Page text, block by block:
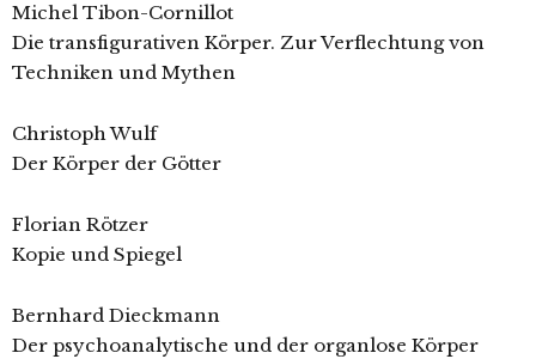
Michel Tibon-Cornillot
Die transfigurativen Körper. Zur Verflechtung von
Techniken und Mythen
Christoph Wulf
Der Körper der Götter
Florian Rötzer
Kopie und Spiegel
Bernhard Dieckmann
Der psychoanalytische und der organlose Körper